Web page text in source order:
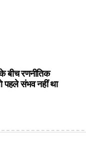
बीच रणनीतिक
पहले संभव नहीं था